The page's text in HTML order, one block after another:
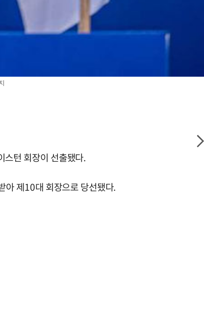
스턴 회장이 선출됐다.
아 제10대 회장으로 당선됐다.